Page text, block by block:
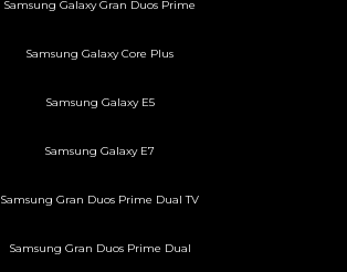
Samsung Galaxy Gran Duos Prime
Samsung Galaxy Core Plus
Samsung Galaxy E5
Samsung Galaxy E7
Samsung Gran Duos Prime Dual TV
Samsung Gran Duos Prime Dual